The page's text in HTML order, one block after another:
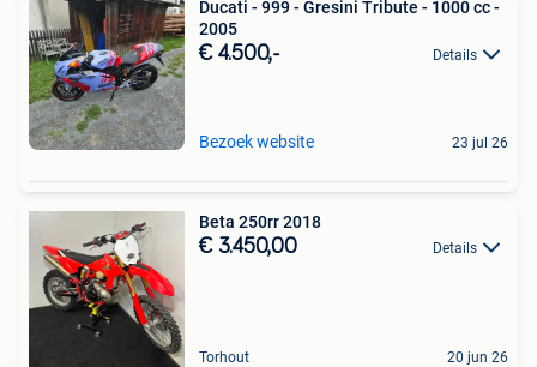
Ducati - 999 - Gresini Tribute - 1000 cc -
2005
€ 4.500,- Details
Bezoek website 23 jul 26
Beta 250rr 2018
€ 3.450,00 Details
Torhout 20 jun 26